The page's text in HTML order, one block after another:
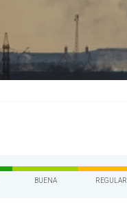
BUENA REGULAR